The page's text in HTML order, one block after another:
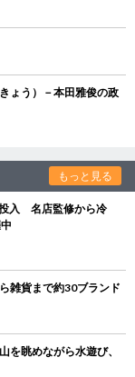
ょう）－本田雅俊の政
もっと見る
入 名店監修から冷
雑貨まで約30ブランド
を眺めながら水遊び、